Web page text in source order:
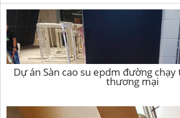
Dự án Sàn cao su epdm đường
thương mại